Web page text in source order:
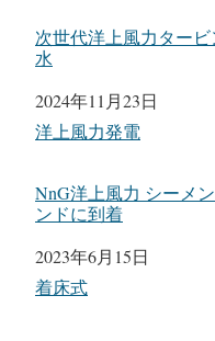
次世代洋上風力ター
水
日付
2024年11月23日
関連理由
洋上風力発電
NnG洋上風力 シーメ
ンドに到着
日付
2023年6月15日
関連理由
着床式